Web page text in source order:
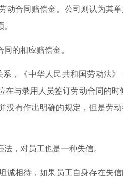
动合同赔偿金。公司则认为其
的相应赔偿金。
《中华人民共和国劳动法》
与录用人员签订劳动合同的时
没有作出明确的规定，但是劳
，对员工也是一种失信。
相待，如果员工自身存在失信